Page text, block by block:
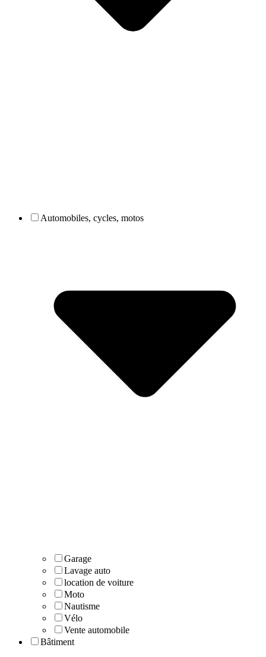
Automobiles, cycles, motos
Garage
Lavage auto
location de voiture
Moto
Nautisme
Vélo
Vente automobile
Bâtiment